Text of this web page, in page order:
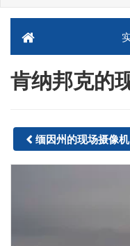
肯纳邦克的
缅因州的现场摄像机